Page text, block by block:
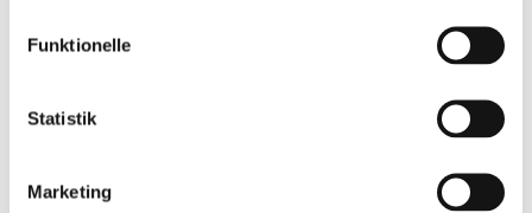
Funktionelle
Statistik
Marketing
Fairy Fencer F
Gå til serien